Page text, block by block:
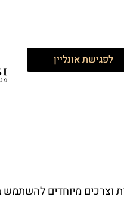
לפגישת אונליין
וצרכים מיוחדים להשתמש